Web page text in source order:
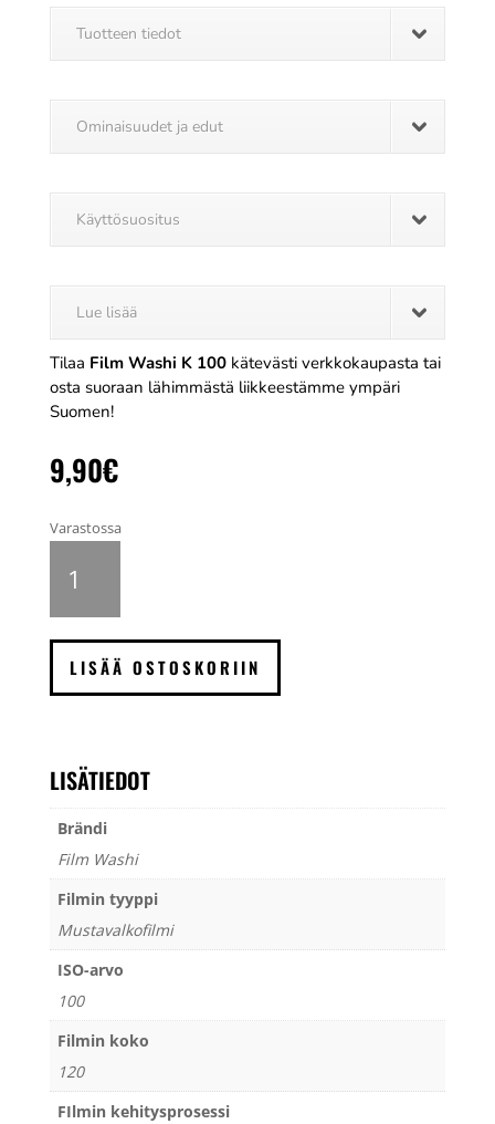
Tuotteen tiedot
Ominaisuudet ja edut
Käyttösuositus
Lue lisää
Tilaa Film Washi K 100kätevästi verkkokaupasta tai
osta suoraan lähimmästä liikkeestämme ympäri
Suomen!
9,90€
Varastossa
Washi
MV
LISÄÄ OSTOSKORIIN
LISÄTIEDOT
Brändi
Film Washi
Filmin tyyppi
Mustavalkofilmi
ISO-arvo
100
Filmin koko
120
FIlmin kehitysprosessi